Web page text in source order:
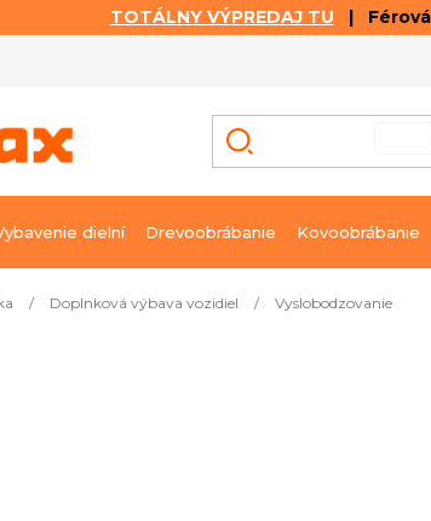
TOTÁLNY VÝPREDAJ TU | Férová
dielní Drevoobrábanie Kovoobrábanie
/ Doplnková výbava vozidiel / Vyslobodzovanie